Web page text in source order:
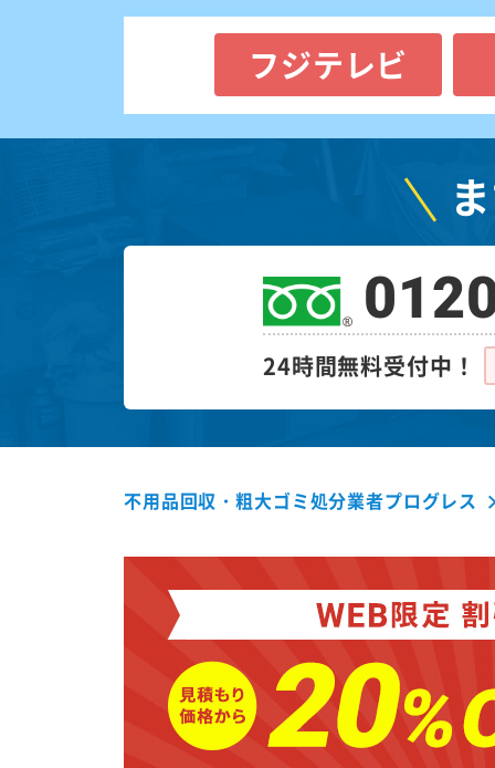
フジテレビ
24時間無料受付中！
不用品回収・粗大ゴミ処分業者プログレス